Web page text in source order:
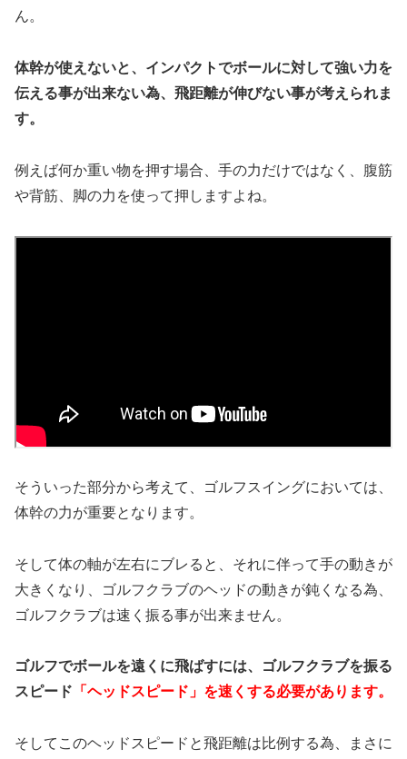
ん。
体幹が使えないと、インパクトでボールに対して強い力を
伝える事が出来ない為、飛距離が伸びない事が考えられま
す。
例えば何か重い物を押す場合、手の力だけではなく、腹筋
や背筋、脚の力を使って押しますよね。
そういった部分から考えて、ゴルフスイングにおいては、
体幹の力が重要となります。
そして体の軸が左右にブレると、それに伴って手の動きが
大きくなり、ゴルフクラブのヘッドの動きが鈍くなる為、
ゴルフクラブは速く振る事が出来ません。
ゴルフでボールを遠くに飛ばすには、ゴルフクラブを振る
スピード 「ヘッドスピード」を速くする必要があります。
そしてこのヘッドスピードと飛距離は比例する為、まさに